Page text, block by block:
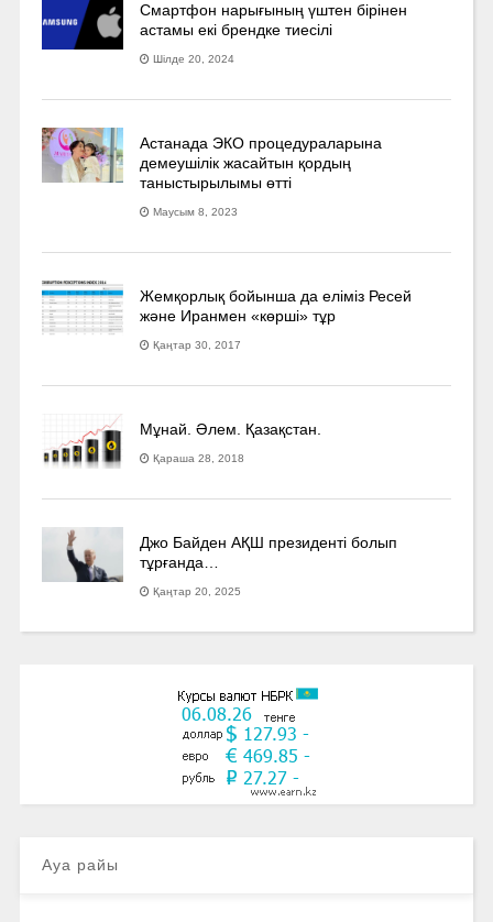
Смартфон нарығының үштен бірінен
астамы екі брендке тиесілі
Шілде 20, 2024
Астанада ЭКО процедураларына
демеушілік жасайтын қордың
таныстырылымы өтті
Маусым 8, 2023
Жемқорлық бойынша да еліміз Ресей
және Иранмен «көрші» тұр
Қаңтар 30, 2017
Мұнай. Әлем. Қазақстан.
Қараша 28, 2018
Джо Байден АҚШ президенті болып
тұрғанда…
Қаңтар 20, 2025
Ауа райы